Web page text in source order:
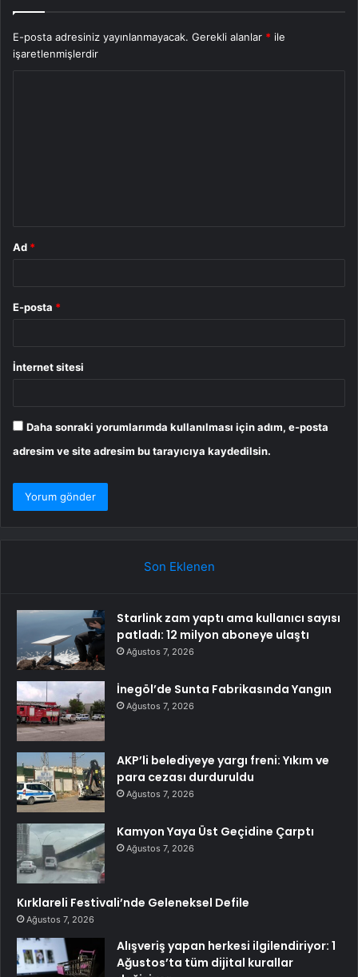
E-posta adresiniz yayınlanmayacak. Gerekli alanlar * ile
işaretlenmişlerdir
Ad *
E-posta *
İnternet sitesi
Daha sonraki yorumlarımda kullanılması için adım, e-posta
adresim ve site adresim bu tarayıcıya kaydedilsin.
Son Eklenen
Starlink zam yaptı ama kullanıcı sayısı
patladı: 12 milyon aboneye ulaştı
Ağustos 7, 2026
İnegöl’de Sunta Fabrikasında Yangın
Ağustos 7, 2026
AKP’li belediyeye yargı freni: Yıkım ve
para cezası durduruldu
Ağustos 7, 2026
Kamyon Yaya Üst Geçidine Çarptı
Ağustos 7, 2026
Kırklareli Festivali’nde Geleneksel Defile
Ağustos 7, 2026
Alışveriş yapan herkesi ilgilendiriyor: 1
Ağustos’ta tüm dijital kurallar